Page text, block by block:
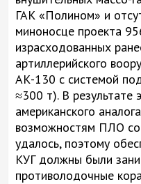
ГАК «Полином» и
миноносце проекта
израсходованных
артиллерийского
АК-130 с системой
≈300 т). В результате
американского
возможностям ПЛО
удалось, поэтому
КУГ должны были
противолодочные